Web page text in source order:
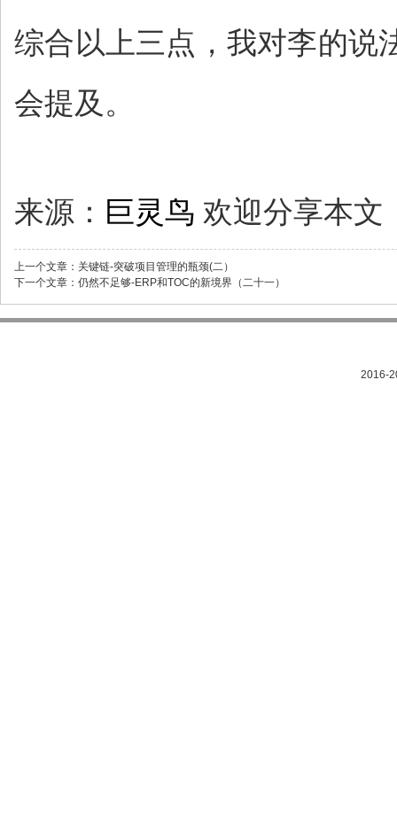
综合以上三点，我对李的说
会提及。
来源： 巨灵鸟 欢迎分享本文
上一个文章： 关键链-突破项目管理的瓶颈(二）
下一个文章： 仍然不足够-ERP和TOC的新境界（二十一）
2016-